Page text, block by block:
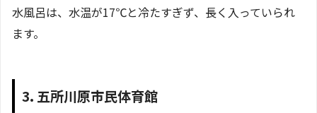
水風呂は、水温が17℃と冷たすぎず、長く入っていられ
ます。
3. 五所川原市民体育館